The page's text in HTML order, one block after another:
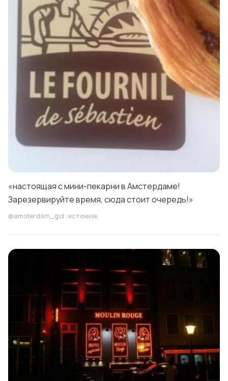
«настоящая с мини-пекарни в Амстердаме!
Зарезервируйте время, сюда стоит очередь!»
@amsterdam_gid · источник